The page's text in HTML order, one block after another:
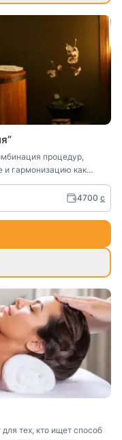
процедур,
и гармонизацию как
4700 c
тех, кто ищет способ